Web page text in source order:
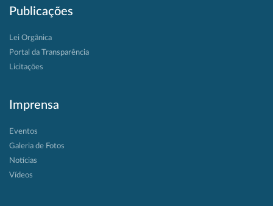
Publicações
Lei Orgânica
Portal da Transparência
Licitações
Imprensa
Eventos
Galeria de Fotos
Notícias
Vídeos